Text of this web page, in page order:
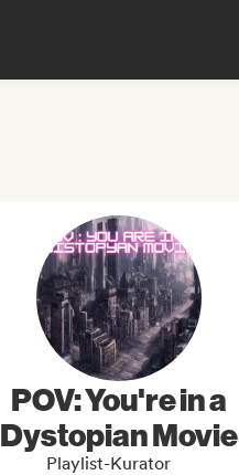
POV: You're in a
Dystopian Movie
Playlist-Kurator